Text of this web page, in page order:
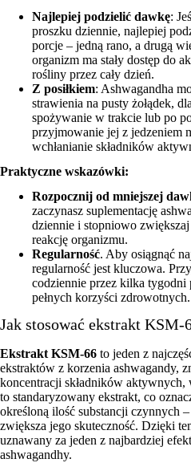
Najlepiej podzielić dawkę:
proszku dziennie, najlepiej
porcje – jedną rano, a drugą
organizm ma stały dostęp do
rośliny przez cały dzień.
Z posiłkiem: Ashwagandha
strawienia na pusty żołądek,
spożywanie w trakcie lub po
przyjmowanie jej z jedzeniem
wchłanianie składników
Praktyczne wskazówki:
Rozpocznij od mniejszej
zaczynasz suplementację
dziennie i stopniowo
reakcję organizmu.
Regularność. Aby osiągnąć
regularność jest kluczowa.
codziennie przez kilka tygodni
pełnych korzyści zdrowotnych.
Jak stosować ekstrakt KSM-
Ekstrakt KSM-66 to jeden z
ekstraktów z korzenia ashwagandy,
koncentracji składników
to standaryzowany ekstrakt, co
określoną ilość substancji czynnych
zwiększa jego skuteczność. Dzięki
uznawany za jeden z najbardziej
ashwagandhy.